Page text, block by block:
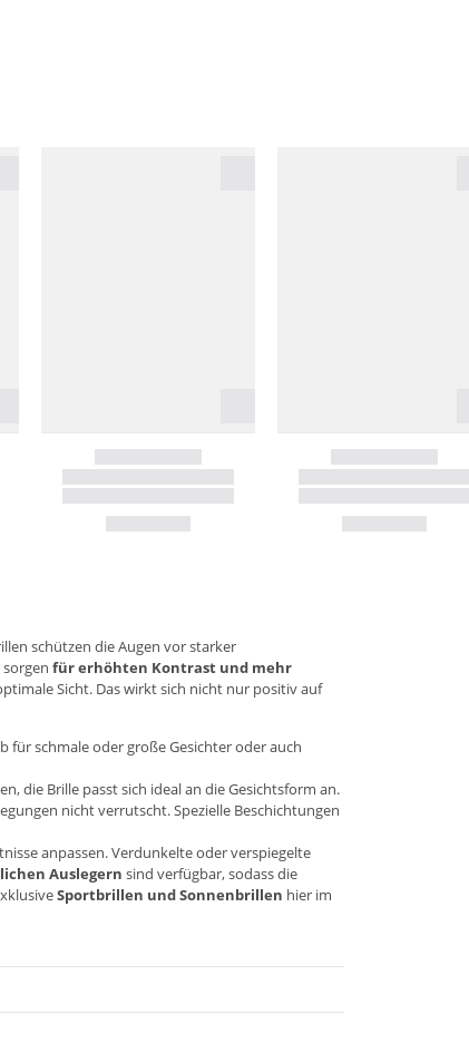
schützen die Augen vor starker
für erhöhten Kontrast und mehr
Sicht. Das wirkt sich nicht nur positiv auf
für schmale oder große Gesichter oder auch
die Brille passt sich ideal an die Gesichtsform an.
nicht verrutscht. Spezielle Beschichtungen
anpassen. Verdunkelte oder verspiegelte
Auslegern sind verfügbar, sodass die
Sportbrillen und Sonnenbrillen hier im